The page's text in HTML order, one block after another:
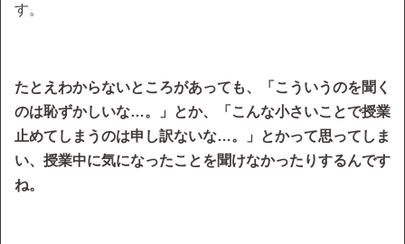
す。
たとえわからないところがあっても、「こういうのを聞く
のは恥ずかしいな…。」とか、「こんな小さいことで授業
止めてしまうのは申し訳ないな…。」とかって思ってしま
い、授業中に気になったことを聞けなかったりするんです
ね。